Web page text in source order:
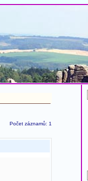
Počet záznamů: 1